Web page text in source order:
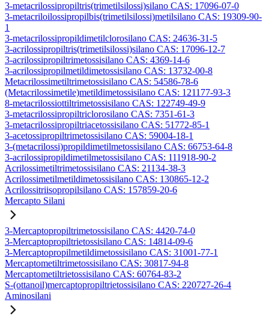
3-metacrilossipropiltris(trimetilsilossi)silano CAS: 17096-07-0
3-metacriloilossipropilbis(trimetilsilossi)metilsilano CAS: 19309-90-
1
3-metacrilossipropildimetilclorosilano CAS: 24636-31-5
3-acrilossipropiltris(trimetilsilossi)silano CAS: 17096-12-7
3-acrilossipropiltrimetossisilano CAS: 4369-14-6
3-acrilossipropilmetildimetossisilano CAS: 13732-00-8
Metacrilossimetiltrimetossisilano CAS: 54586-78-6
(Metacrilossimetile)metildimetossisilano CAS: 121177-93-3
8-metacrilossiottiltrimetossisilano CAS: 122749-49-9
3-metacrilossipropiltriclorosilano CAS: 7351-61-3
3-metacrilossipropiltriacetossisilano CAS: 51772-85-1
3-acetossipropiltrimetossisilano CAS: 59004-18-1
3-(metacrilossi)propildimetilmetossisilano CAS: 66753-64-8
3-acrilossipropildimetilmetossisilano CAS: 111918-90-2
Acrilossimetiltrimetossisilano CAS: 21134-38-3
Acrilossimetilmetildimetossisilano CAS: 130865-12-2
Acrilossitriisopropilsilano CAS: 157859-20-6
Mercapto Silani
3-Mercaptopropiltrimetossisilano CAS: 4420-74-0
3-Mercaptopropiltrietossisilano CAS: 14814-09-6
3-Mercaptopropilmetildimetossisilano CAS: 31001-77-1
Mercaptometiltrimetossisilano CAS: 30817-94-8
Mercaptometiltrietossisilano CAS: 60764-83-2
S-(ottanoil)mercaptopropiltrietossisilano CAS: 220727-26-4
Aminosilani